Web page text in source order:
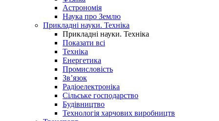
Астрономія
Наука про Землю
Прикладні науки. Техніка
Прикладні науки. Техніка
Показати всі
Техніка
Енергетика
Промисловість
Зв’язок
Радіоелектроніка
Сільське господарство
Будівництво
Технологія харчових виробництв